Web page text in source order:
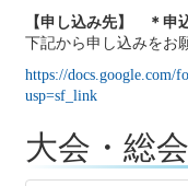
【申し込み先】 ＊申
下記から申し込みをお
https://docs.google.com/
usp=sf_link
大会・総会